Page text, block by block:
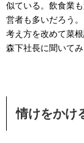
似ている。飲食業
営者も多いだろう
考え方を改めて菜
森下社長に聞いてみ
情けをかけ